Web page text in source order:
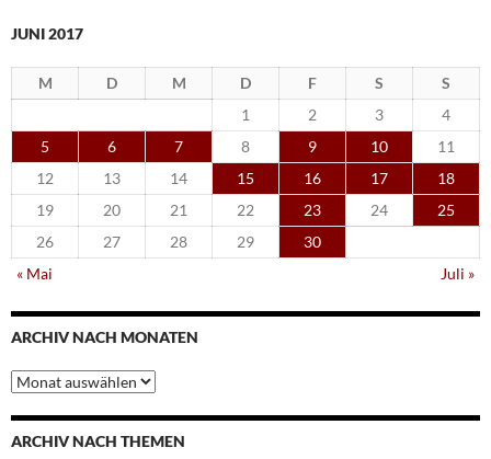
JUNI 2017
M D M D F S
S
1
2 3
4
5
6 7 8 9 10
11
12
13 14 15 16 17
18
19
20 21 22 23 24
25
26
27 28 29
30
« Mai
Juli »
ARCHIV NACH MONATEN
Archiv
nach
Monaten
ARCHIV NACH THEMEN